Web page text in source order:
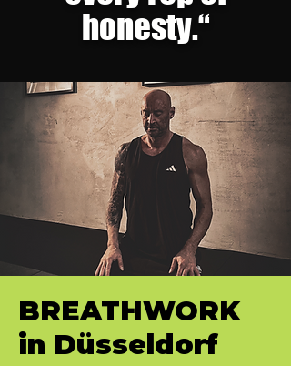
honesty.“
BREATHWORK
in Düsseldorf